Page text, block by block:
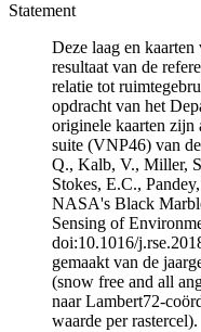
Statement
Deze laag en
resultaat van de
relatie tot
opdracht van het
originele kaarten
suite (VNP46) van
Q., Kalb, V., Miller,
Stokes, E.C.,
NASA's Black
Sensing of
doi:10.1016/
gemaakt van de
(snow free and all
naar Lambert72-
waarde per rastercel).